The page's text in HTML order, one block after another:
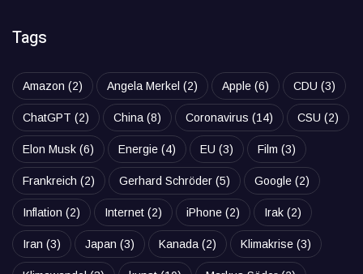
Tags
Amazon (2) Angela Merkel (2) Apple (6) CDU (3)
ChatGPT (2) China (8) Coronavirus (14) CSU (2)
Elon Musk (6) Energie (4) EU (3) Film (3)
Frankreich (2) Gerhard Schröder (5) Google (2)
Inflation (2) Internet (2) iPhone (2) Irak (2)
Iran (3) Japan (3) Kanada (2) Klimakrise (3)